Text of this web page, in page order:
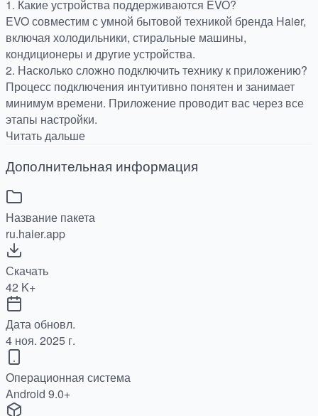
1. Какие устройства поддерживаются EVO?
EVO совместим с умной бытовой техникой бренда Haier,
включая холодильники, стиральные машины,
кондиционеры и другие устройства.
2. Насколько сложно подключить технику к приложению?
Процесс подключения интуитивно понятен и занимает
минимум времени. Приложение проводит вас через все
этапы настройки.
Читать дальше
Дополнительная информация
Название пакета
ru.haier.app
Скачать
42 K+
Дата обновл.
4 ноя. 2025 г.
Операционная система
Android 9.0+